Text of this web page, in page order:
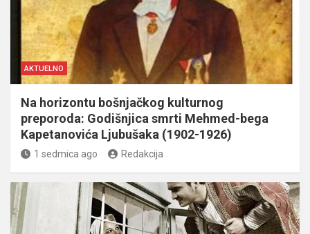
AKTUELNO
Na horizontu bošnjačkog kulturnog
preporoda: Godišnjica smrti Mehmed-bega
Kapetanovića Ljubušaka (1902-1926)
1 sedmica ago Redakcija